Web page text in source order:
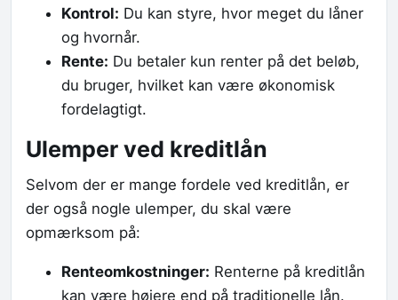
Kontrol: Du kan styre, hvor meget du låner
og hvornår.
Rente: Du betaler kun renter på det beløb,
du bruger, hvilket kan være økonomisk
fordelagtigt.
Ulemper ved kreditlån
Selvom der er mange fordele ved kreditlån, er
der også nogle ulemper, du skal være
opmærksom på:
Renteomkostninger: Renterne på kreditlån
kan være højere end på traditionelle lån.